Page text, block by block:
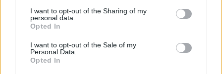
I want to opt-out of the Sharing of my
personal data.
Opted In
I want to opt-out of the Sale of my
Personal Data.
Opted In
Portfolio.hu teljes cikkarchívum
Kötéslisták: BÉT elmúlt 2 év napon belüli